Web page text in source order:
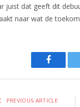
juist dat geeft dit
naar wat de
PREVIOUS ARTICLE